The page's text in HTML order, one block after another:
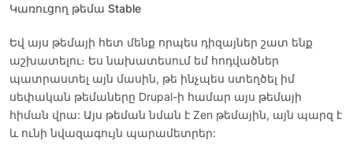
Կառուցող թեմա Stable
Եվ այս թեմայի հետ մենք որպես դիզայներ շատ ենք
աշխատելու։ Ես նախատեսում եմ հոդվածներ
պատրաստել այն մասին, թե ինչպես ստեղծել իմ
սեփական թեմաները Drupal-ի համար այս թեմայի
հիման վրա: Այս թեման նման է Zen թեմային, այն պարզ է
և ունի նվազագույն պարամետրեր: